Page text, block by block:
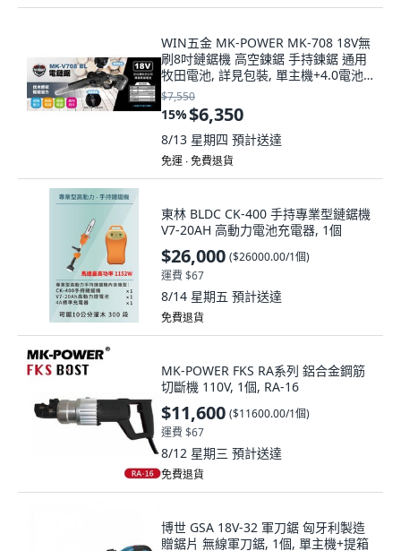
WIN五金 MK-POWER MK-708 18V無
刷8吋鏈鋸機 高空鍊鋸 手持鍊鋸 通用
牧田電池, 詳見包裝, 單主機+4.0電池
組(兩電一充)
$7,550
15%$6,350
8/13 星期四 預計送達
免運 ∙ 免費退貨
東林 BLDC CK-400 手持專業型鏈鋸機
V7-20AH 高動力電池充電器, 1個
$26,000 ($26000.00/1個)
運費 $67
8/14 星期五 預計送達
免費退貨
MK-POWER FKS RA系列 鋁合金鋼筋
切斷機 110V, 1個, RA-16
$11,600 ($11600.00/1個)
運費 $67
8/12 星期三 預計送達
免費退貨
博世 GSA 18V-32 軍刀鋸 匈牙利製造
贈鋸片 無線軍刀鋸, 1個, 單主機+提箱